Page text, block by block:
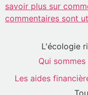
savoir plus sur
commentaires sont
L'écologie
Qui sommes
Les aides